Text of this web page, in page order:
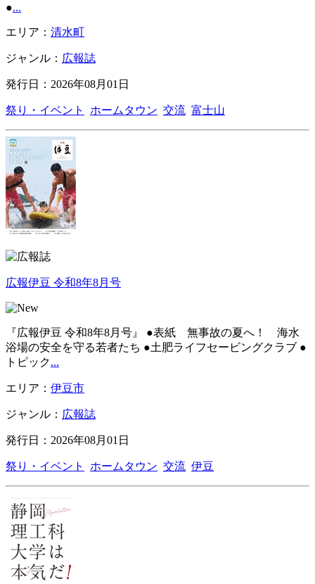
●...
エリア： 清水町
ジャンル： 広報誌
発行日：2026年08月01日
祭り・イベント ホームタウン 交流 富士山
広報伊豆 令和8年8月号
『広報伊豆 令和8年8月号』 ●表紙 無事故の夏へ！ 海水
浴場の安全を守る若者たち ●土肥ライフセービングクラブ ●
トピック...
エリア： 伊豆市
ジャンル： 広報誌
発行日：2026年08月01日
祭り・イベント ホームタウン 交流 伊豆